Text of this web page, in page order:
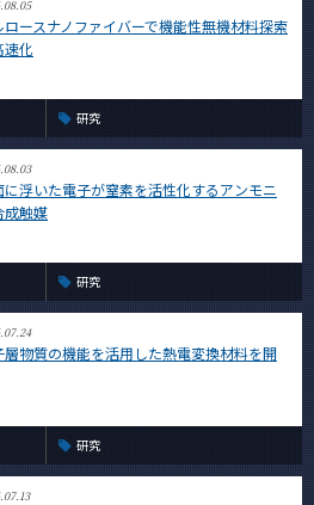
ロースナノファイバーで機能性無機材料探索
速化
研究
に浮いた電子が窒素を活性化するアンモニ
成触媒
研究
層物質の機能を活用した熱電変換材料を開
研究